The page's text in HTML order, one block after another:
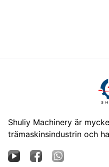
Shuliy Machinery är
trämaskinsindustrin och